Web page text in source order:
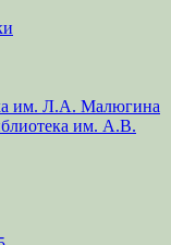
им. Л.А. Малюгина
им. А.В.